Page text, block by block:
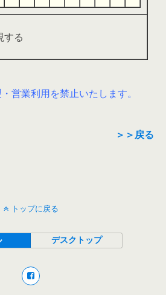
する
営業利用を禁止いたします。
＞＞戻る
トップに戻る
デスクトップ